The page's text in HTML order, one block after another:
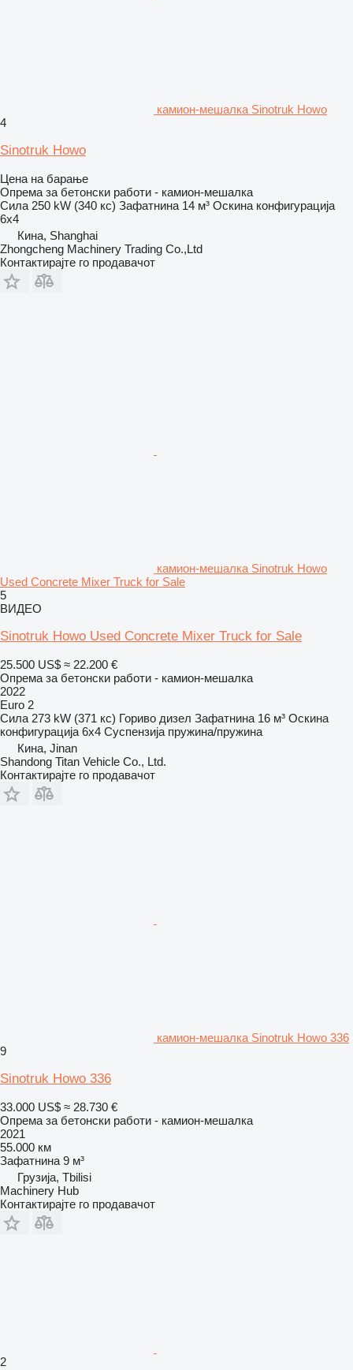
камион-мешалка Sinotruk Howo
4
Sinotruk Howo
Цена на барање
Опрема за бетонски работи - камион-мешалка
Сила 250 kW (340 кс) Зафатнина 14 м³ Оскина конфигурација
6x4
Кина, Shanghai
Zhongcheng Machinery Trading Co.,Ltd
Контактирајте го продавачот
камион-мешалка Sinotruk Howo
Used Concrete Mixer Truck for Sale
5
ВИДЕО
Sinotruk Howo Used Concrete Mixer Truck for Sale
25.500 US$ ≈ 22.200 €
Опрема за бетонски работи - камион-мешалка
2022
Euro 2
Сила 273 kW (371 кс) Гориво дизел Зафатнина 16 м³ Оскина
конфигурација 6x4 Суспензија пружина/пружина
Кина, Jinan
Shandong Titan Vehicle Co., Ltd.
Контактирајте го продавачот
камион-мешалка Sinotruk Howo 336
9
Sinotruk Howo 336
33.000 US$ ≈ 28.730 €
Опрема за бетонски работи - камион-мешалка
2021
55.000 км
Зафатнина 9 м³
Грузија, Tbilisi
Machinery Hub
Контактирајте го продавачот
2